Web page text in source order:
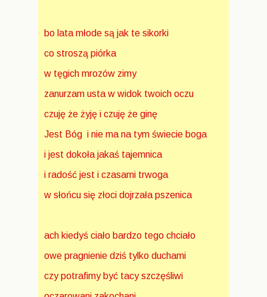
bo lata młode są jak te sikorki
co stroszą piórka
w tęgich mrozów zimy
zanurzam usta w widok twoich oczu
czuję że żyję i czuję że ginę
Jest Bóg i nie ma na tym świecie boga
i jest dokoła jakaś tajemnica
i radość jest i czasami trwoga
w słońcu się złoci dojrzała pszenica
ach kiedyś ciało bardzo tego chciało
owe pragnienie dziś tylko duchami
czy potrafimy być tacy szczęśliwi